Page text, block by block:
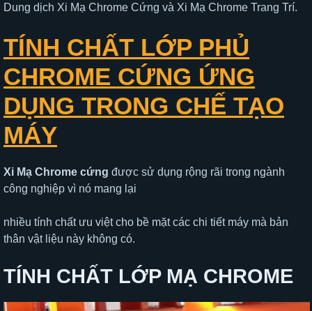
Dung dịch Xi Mạ Chrome Cứng và Xi Mạ Chrome Trang Trí.
TÍNH CHẤT LỚP PHỦ
CHROME CỨNG ỨNG
DỤNG TRONG CHẾ TẠO
MÁY
Xi Mạ Chrome cứng được sử dụng rộng rãi trong ngành
công nghiệp vì nó mang lại
nhiều tính chất ưu việt cho bề mặt các chi tiết máy mà bản
thân vật liệu này không có.
TÍNH CHẤT LỚP MẠ CHROME